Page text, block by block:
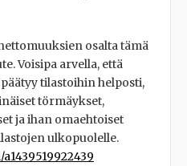
osalta tämä
Voisipa arvella, että
tilastoihin helposti,
törmäykset,
ja ihan omaehtoiset
ulkopuolelle.